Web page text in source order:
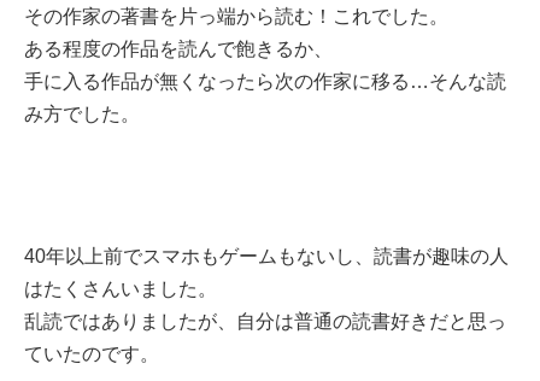
その作家の著書を片っ端から読む！これでした。
ある程度の作品を読んで飽きるか、
手に入る作品が無くなったら次の作家に移る…そんな読
み方でした。
40年以上前でスマホもゲームもないし、読書が趣味の人
はたくさんいました。
乱読ではありましたが、自分は普通の読書好きだと思っ
ていたのです。